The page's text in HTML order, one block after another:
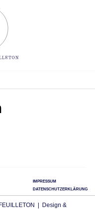
IMPRESSUM
DATENSCHUTZERKLÄRUNG
| Design &